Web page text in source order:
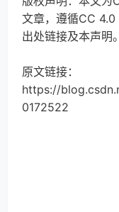
文章，遵循CC
出处链接及本声明。
原文链接：
https://
0172522